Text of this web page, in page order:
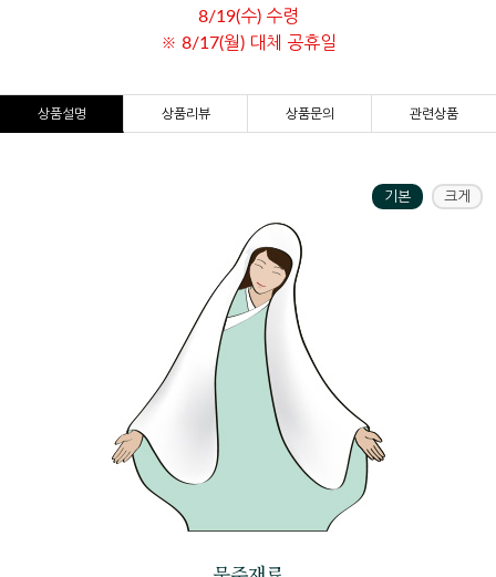
8/19(수) 수령
※ 8/17(월) 대체 공휴일
상품설명 상품리뷰 상품문의 관련상품
기본 크게